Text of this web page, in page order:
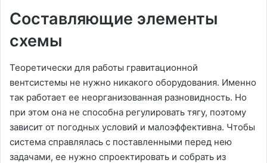
Составляющие элементы
схемы
Теоретически для работы гравитационной
вентсистемы не нужно никакого оборудования. Именно
так работает ее неорганизованная разновидность. Но
при этом она не способна регулировать тягу, поэтому
зависит от погодных условий и малоэффективна. Чтобы
система справлялась с поставленными перед нею
задачами, ее нужно спроектировать и собрать из